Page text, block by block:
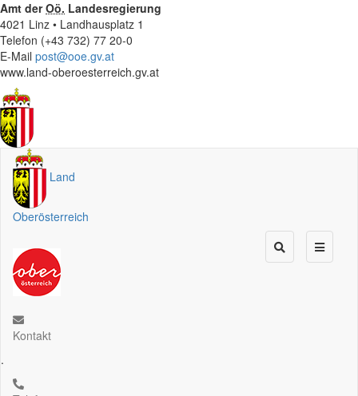
Amt derOö. Landesregierung
4021 Linz • Landhausplatz 1
Telefon (+43 732) 77 20-0
E-Mail post@ooe.gv.at
www.land-oberoesterreich.gv.at
Land
Oberösterreich
Kontakt
.